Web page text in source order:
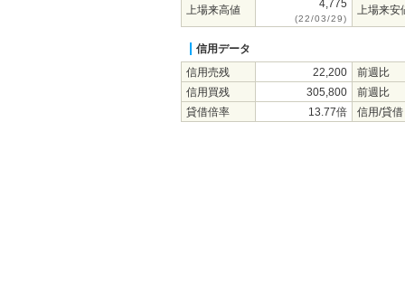
上場来高値 4,775
(22/03/29)
上場来安
信用データ
信用売残
22,200
前週比
信用買残
305,800
前週比
貸借倍率
13.77倍 信用/貸借